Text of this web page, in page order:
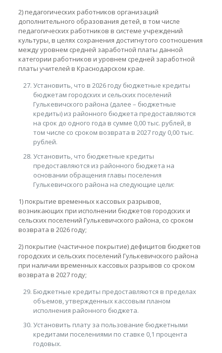
2) педагогических работников организаций
дополнительного образования детей, в том числе
педагогических работников в системе учреждений
культуры, в целях сохранения достигнутого соотношения
между уровнем средней заработной платы данной
категории работников и уровнем средней заработной
платы учителей в Краснодарском крае.
Установить, что в 2026 году бюджетные кредиты
бюджетам городских и сельских поселений
Гулькевичского района (далее – бюджетные
кредиты) из районного бюджета предоставляются
на срок до одного года в сумме 0,00 тыс. рублей, в
том числе со сроком возврата в 2027 году 0,00 тыс.
рублей.
Установить, что бюджетные кредиты
предоставляются из районного бюджета на
основании обращения главы поселения
Гулькевичского района на следующие цели:
1) покрытие временных кассовых разрывов,
возникающих при исполнении бюджетов городских и
сельских поселений Гулькевичского района, со сроком
возврата в 2026 году;
2) покрытие (частичное покрытие) дефицитов бюджетов
городских и сельских поселений Гулькевичского района
при наличии временных кассовых разрывов со сроком
возврата в 2027 году;
Бюджетные кредиты предоставляются в пределах
объемов, утвержденных кассовым планом
исполнения районного бюджета.
Установить плату за пользование бюджетными
кредитами поселениями по ставке 0,1 процента
годовых.